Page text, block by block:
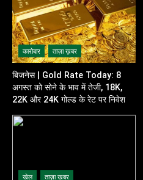
कारोबार ताज़ा ख़बर
बिजनेस | Gold Rate Today: 8
अगस्त को सोने के भाव में तेजी, 18K,
22K और 24K गोल्ड के रेट पर निवेशकों
खेल ताज़ा ख़बर